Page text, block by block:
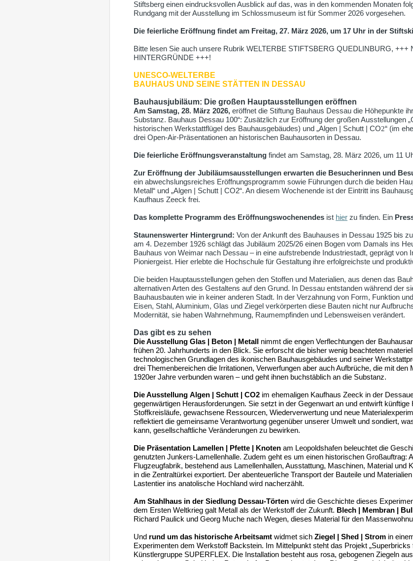
Stiftsberg einen eindrucksvollen Ausblick auf das, was in den kommenden Monaten
Rundgang mit der Ausstellung im Schlossmuseum ist für Sommer 2026 vorgesehen.
Die feierliche Eröffnung findet am Freitag, 27. März 2026, um 17 Uhr in der
Bitte lesen Sie auch unsere Rubrik WELTERBE STIFTSBERG QUEDLINBURG, +++
HINTERGRÜNDE +++!
UNESCO-WELTERBE
BAUHAUS UND SEINE STÄTTEN IN DESSAU
Bauhausjubiläum: Die großen Hauptausstellungen eröffnen
Am Samstag, 28. März 2026, eröffnet die Stiftung Bauhaus Dessau die Höhepunkte
Substanz. Bauhaus Dessau 100“: Zusätzlich zur Eröffnung der großen Ausstellungen
historischen Werkstattflügel des Bauhausgebäudes) und „Algen | Schutt | CO2“ (im
drei Open-Air-Präsentationen an historischen Bauhausorten in Dessau.
Die feierliche Eröffnungsveranstaltung findet am Samstag, 28. März 2026, um 11
Zur Eröffnung der Jubiläumsausstellungen erwarten die Besucherinnen und
ein abwechslungsreiches Eröffnungsprogramm sowie Führungen durch die beiden
Metall“ und „Algen | Schutt | CO2“. An diesem Wochenende ist der Eintritt ins
Kaufhaus Zeeck frei.
Das komplette Programm des Eröffnungswochenendes ist hier zu finden. Ein
Staunenswerter Hintergrund: Von der Ankunft des Bauhauses in Dessau 1925 bis
am 4. Dezember 1926 schlägt das Jubiläum 2025/26 einen Bogen vom Damals ins
Bauhaus von Weimar nach Dessau – in eine aufstrebende Industriestadt, geprägt von
Pioniergeist. Hier erlebte die Hochschule für Gestaltung ihre erfolgreichste und
Die beiden Hauptausstellungen gehen den Stoffen und Materialien, aus denen das
alternativen Arten des Gestaltens auf den Grund. In Dessau entstanden während der
Bauhausbauten wie in keiner anderen Stadt. In der Verzahnung von Form, Funktion
Eisen, Stahl, Aluminium, Glas und Ziegel verkörperten diese Bauten nicht nur
Modernität, sie haben Wahrnehmung, Raumempfinden und Lebensweisen verändert.
Das gibt es zu sehen
Die Ausstellung Glas | Beton | Metall
nimmt die engen Verflechtungen der
frühen 20. Jahrhunderts in den Blick. Sie erforscht die bisher wenig beachteten
technologischen Grundlagen des ikonischen Bauhausgebäudes und seiner
drei Themenbereichen die Irritationen, Verwerfungen aber auch Aufbrüche, die mit den
1920er Jahre verbunden waren – und geht ihnen buchstäblich an die Substanz.
Die Ausstellung Algen | Schutt | CO2 im ehemaligen Kaufhaus Zeeck in der
gegenwärtigen Herausforderungen. Sie setzt in der Gegenwart an und entwirft
Stoffkreisläufe, gewachsene Ressourcen, Wiederverwertung und neue
reflektiert die gemeinsame Verantwortung gegenüber unserer Umwelt und sondiert,
kann, gesellschaftliche Veränderungen zu bewirken.
Die Präsentation Lamellen | Pfette | Knoten am Leopoldshafen beleuchtet die
genutzten Junkers-Lamellenhalle. Zudem geht es um einen historischen Großauftrag:
Flugzeugfabrik, bestehend aus Lamellenhallen, Ausstattung, Maschinen, Material und
in die Zentraltürkei exportiert. Der abenteuerliche Transport der Bauteile und
Lastentier ins anatolische Hochland wird nacherzählt.
Am Stahlhaus in der Siedlung Dessau-Törten wird die Geschichte dieses
dem Ersten Weltkrieg galt Metall als der Werkstoff der Zukunft. Blech | Membran |
Richard Paulick und Georg Muche nach Wegen, dieses Material für den
Und rund um das historische Arbeitsamt widmet sich Ziegel | Shed | Strom in
Experimenten dem Werkstoff Backstein. Im Mittelpunkt steht das Projekt „Superbricks
Künstlergruppe SUPERFLEX. Die Installation besteht aus rosa, gebogenen Ziegeln